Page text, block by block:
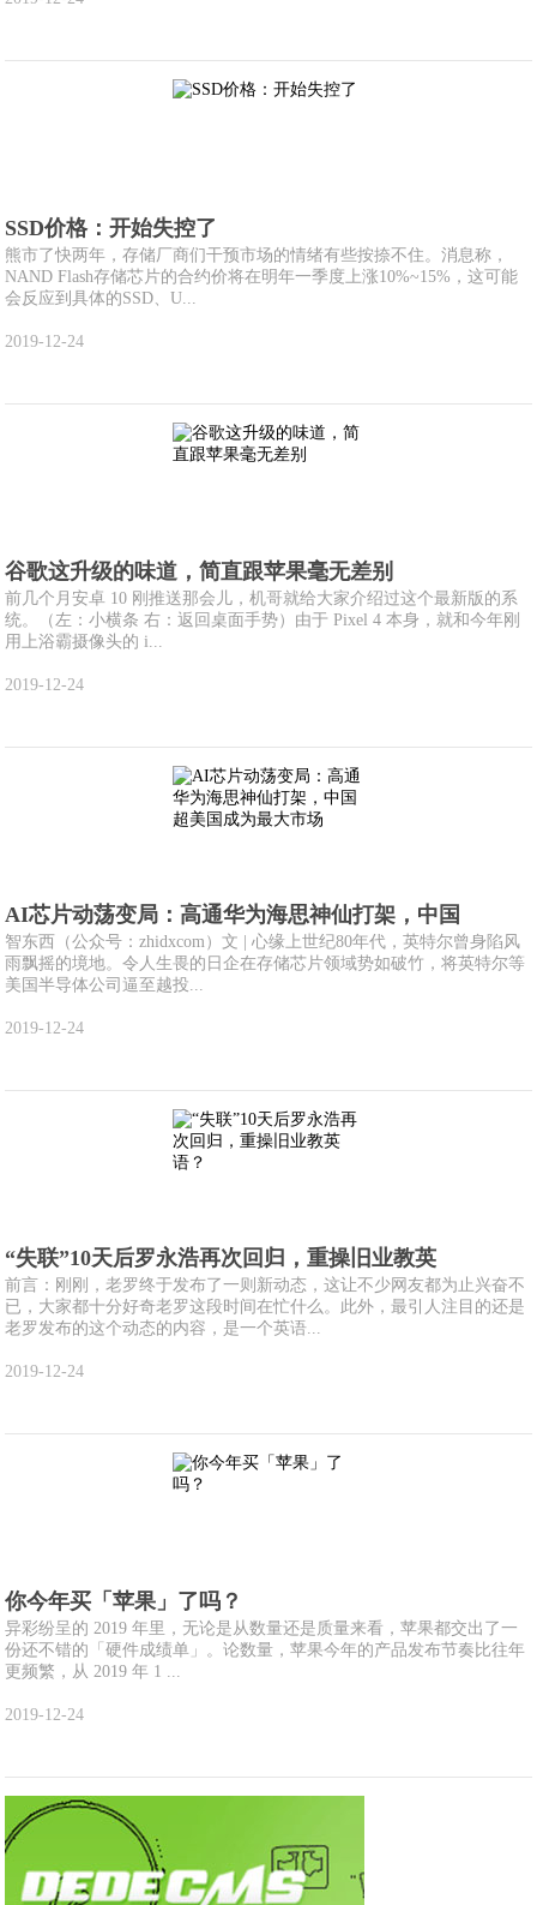
SSD价格：开始失控了
熊市了快两年，存储厂商们干预市场的情绪有些按捺不住。消息称，
NAND Flash存储芯片的合约价将在明年一季度上涨10%~15%，这可能
会反应到具体的SSD、U...
2019-12-24
谷歌这升级的味道，简直跟苹果毫无差别
前几个月安卓 10 刚推送那会儿，机哥就给大家介绍过这个最新版的系
统。（左：小横条 右：返回桌面手势）由于 Pixel 4 本身，就和今年刚
用上浴霸摄像头的 i...
2019-12-24
AI芯片动荡变局：高通华为海思神仙打架，中国
智东西（公众号：zhidxcom）文 | 心缘上世纪80年代，英特尔曾身陷风
雨飘摇的境地。令人生畏的日企在存储芯片领域势如破竹，将英特尔等
美国半导体公司逼至越投...
2019-12-24
“失联”10天后罗永浩再次回归，重操旧业教英
前言：刚刚，老罗终于发布了一则新动态，这让不少网友都为止兴奋不
已，大家都十分好奇老罗这段时间在忙什么。此外，最引人注目的还是
老罗发布的这个动态的内容，是一个英语...
2019-12-24
你今年买「苹果」了吗？
异彩纷呈的 2019 年里，无论是从数量还是质量来看，苹果都交出了一
份还不错的「硬件成绩单」。论数量，苹果今年的产品发布节奏比往年
更频繁，从 2019 年 1 ...
2019-12-24